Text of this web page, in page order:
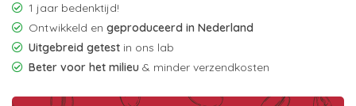
1 jaar bedenktijd!
Ontwikkeld en geproduceerd in Nederland
Uitgebreid getest in ons lab
Beter voor het milieu & minder verzendkosten